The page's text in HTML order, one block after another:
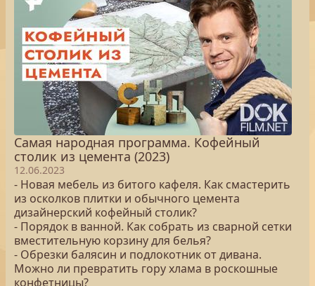
Самая народная программа. Кофейный
столик из цемента (2023)
12.06.2023
- Новая мебель из битого кафеля. Как смастерить
из осколков плитки и обычного цемента
дизайнерский кофейный столик?
- Порядок в ванной. Как собрать из сварной сетки
вместительную корзину для белья?
- Обрезки балясин и подлокотник от дивана.
Можно ли превратить гору хлама в роскошные
конфетницы?